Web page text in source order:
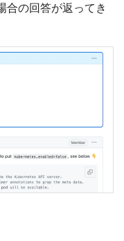
合の回答が返ってき